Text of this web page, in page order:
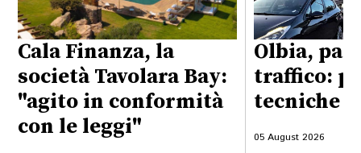
Cala Finanza, la
società Tavolara Bay:
"agito in conformità
con le leggi"
Olbia,
traffico:
tecniche
05 August 2026